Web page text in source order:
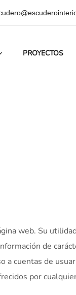
PROYECTOS
web. Su
de
a cuentas de
por